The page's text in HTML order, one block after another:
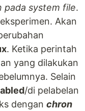
pada system file.
Akan
. Ketika perintah
yang dilakukan
Selain
/di pelabelan
dengan chron